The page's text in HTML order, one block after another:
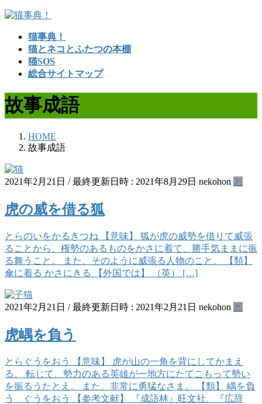
コ
キ
ッ
ナ
に
移
猫事典！
猫とネコとふたつの本棚
猫SOS
総合サイトマップ
故事成語
HOME
故事成語
2021年2月21日 / 最終更新日時 : 2021年8月29日 nekohon と
虎の威を借る狐
とらのいをかるきつね 【意味】 狐が虎の威勢を借りて威張
ることから、権勢のあるものをかさに着て、勝手気ままに振
る舞うこと。 また、そのように威張る人物のこと。 【類】
傘に着る かさにきる 【外国では】 （英） […]
2021年2月21日 / 最終更新日時 : 2021年2月21日 nekohon と
虎嵎を負う
とらぐうをおう 【意味】 虎が山の一角を背にしてかまえ
る。 転じて、勢力のある英雄が一地方にたてこもって勢い
を振るうたとえ。 また、非常に勇猛なさま。 【類】 嵎を負
う ぐうをおう 【参考文献】 『成語林』旺文社、『広辞